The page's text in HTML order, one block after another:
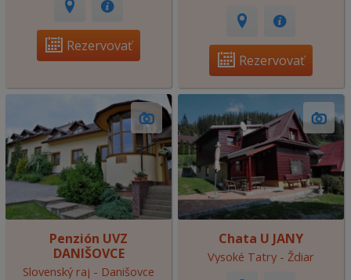
Rezervovať
Rezervovať
Penzión UVZ
DANIŠOVCE
Slovenský raj - Danišovce
Chata U JANY
Vysoké Tatry - Ždiar